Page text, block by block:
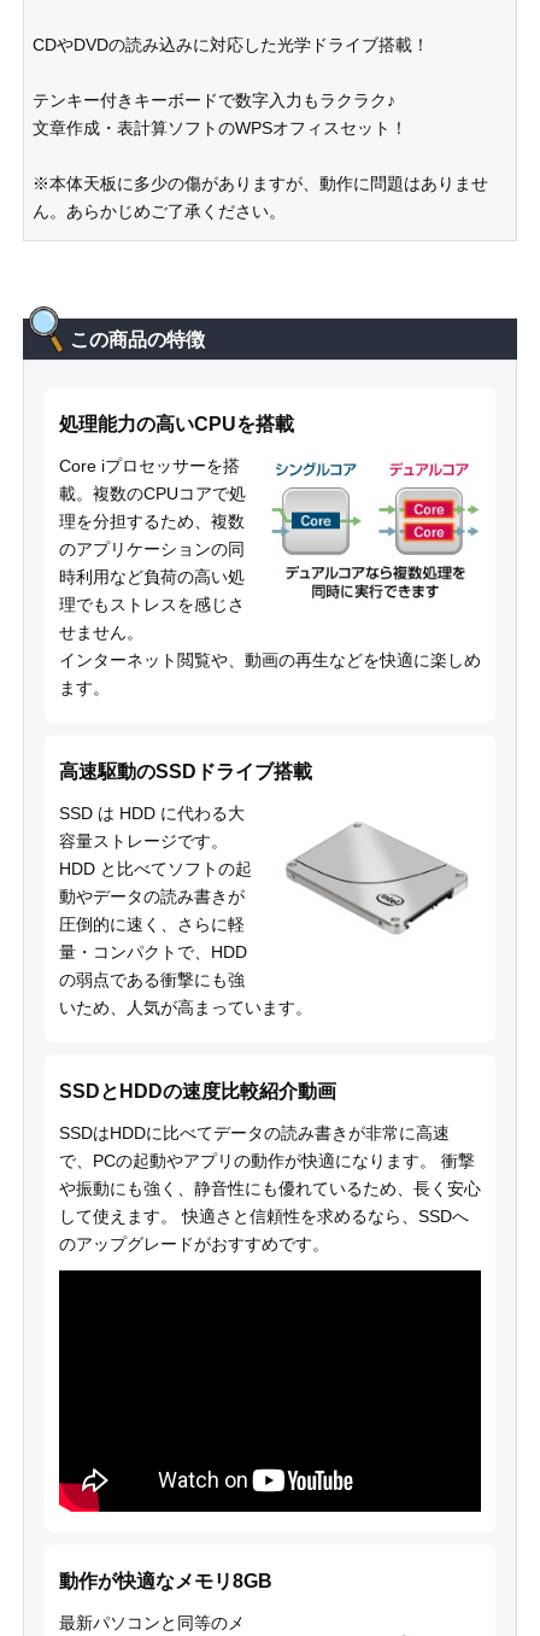
CDやDVDの読み込みに対応した光学ドライブ搭載！
テンキー付きキーボードで数字入力もラクラク♪
文章作成・表計算ソフトのWPSオフィスセット！
※本体天板に多少の傷がありますが、動作に問題はありませ
ん。あらかじめご了承ください。
この商品の特徴
処理能力の高いCPUを搭載
Core iプロセッサーを搭
載。複数のCPUコアで処
理を分担するため、複数
のアプリケーションの同
時利用など負荷の高い処
理でもストレスを感じさ
せません。
インターネット閲覧や、動画の再生などを快適に楽しめ
ます。
高速駆動のSSDドライブ搭載
SSD は HDD に代わる大
容量ストレージです。
HDD と比べてソフトの起
動やデータの読み書きが
圧倒的に速く、さらに軽
量・コンパクトで、HDD
の弱点である衝撃にも強
いため、人気が高まっています。
SSDとHDDの速度比較紹介動画
SSDはHDDに比べてデータの読み書きが非常に高速
で、PCの起動やアプリの動作が快適になります。 衝撃
や振動にも強く、静音性にも優れているため、長く安心
して使えます。 快適さと信頼性を求めるなら、SSDへ
のアップグレードがおすすめです。
動作が快適なメモリ8GB
最新パソコンと同等のメ